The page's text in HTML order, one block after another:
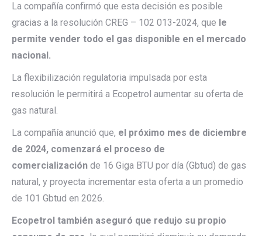
La compañía confirmó que esta decisión es posible
gracias a la resolución CREG – 102 013-2024, que le
permite vender todo el gas disponible en el mercado
nacional.
La flexibilización regulatoria impulsada por esta
resolución le permitirá a Ecopetrol aumentar su oferta de
gas natural.
La compañía anunció que, el próximo mes de diciembre
de 2024, comenzará el proceso de
comercialización de 16 Giga BTU por día (Gbtud) de gas
natural, y proyecta incrementar esta oferta a un promedio
de 101 Gbtud en 2026.
Ecopetrol también aseguró que redujo su propio